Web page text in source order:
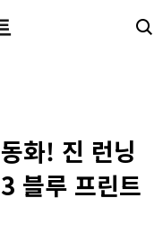
화! 진 런닝
블루 프린트